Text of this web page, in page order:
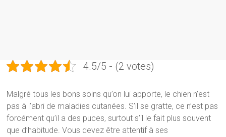
4.5/5 - (2 votes)
Malgré tous les bons soins qu’on lui apporte, le chien n’est
pas à l’abri de maladies cutanées. S’il se gratte, ce n’est pas
forcément qu’il a des puces, surtout s’il le fait plus souvent
que d’habitude. Vous devez être attentif à ses